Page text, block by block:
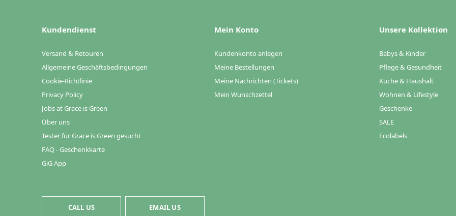
Kundendienst
Versand & Retouren
Allgemeine Geschäftsbedingungen
Cookie-Richtlinie
Privacy Policy
Jobs at Grace is Green
Über uns
Tester für Grace is Green gesucht
FAQ - Geschenkkarte
GiG App
Mein Konto
Kundenkonto anlegen
Meine Bestellungen
Meine Nachrichten (Tickets)
Mein Wunschzettel
Unsere Kollektion
Babys & Kinder
Pflege & Gesundheit
Küche & Haushalt
Wohnen & Lifestyle
Geschenke
SALE
Ecolabels
CALL US EMAIL US